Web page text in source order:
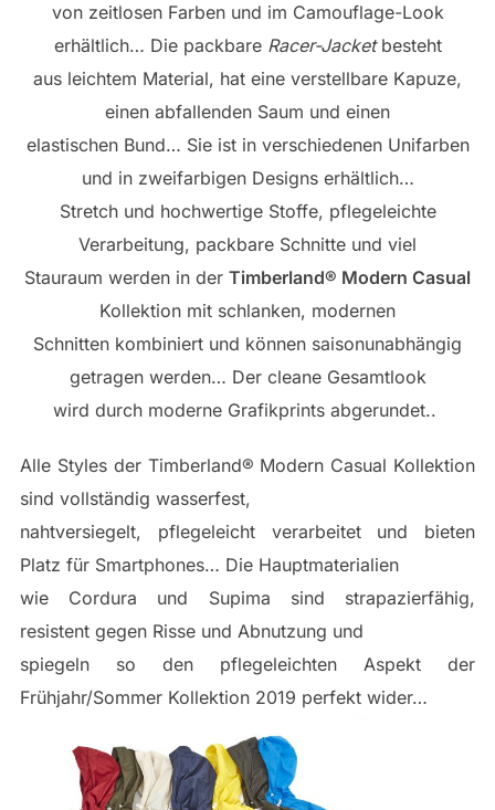
von zeitlosen Farben und im Camouflage-Look
erhältlich… Die packbare Racer-Jacketbesteht
aus leichtem Material, hat eine verstellbare Kapuze,
einen abfallenden Saum und einen
elastischen Bund… Sie ist in verschiedenen Unifarben
und in zweifarbigen Designs erhältlich…
Stretch und hochwertige Stoffe, pflegeleichte
Verarbeitung, packbare Schnitte und viel
Stauraum werden in der Timberland® Modern Casual
Kollektion mit schlanken, modernen
Schnitten kombiniert und können saisonunabhängig
getragen werden… Der cleane Gesamtlook
wird durch moderne Grafikprints abgerundet..
Alle Styles der Timberland® Modern Casual Kollektion
sind vollständig wasserfest,
nahtversiegelt, pflegeleicht verarbeitet und bieten
Platz für Smartphones… Die Hauptmaterialien
wie Cordura und Supima sind strapazierfähig,
resistent gegen Risse und Abnutzung und
spiegeln so den pflegeleichten Aspekt der
Frühjahr/Sommer Kollektion 2019 perfekt wider…